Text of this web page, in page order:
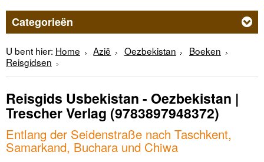
Categorieën
U bent hier: Home Azië Oezbekistan
Boeken
Reisgidsen
Reisgids Usbekistan - Oezbekistan |
Trescher Verlag (9783897948372)
Entlang der Seidenstraße nach Taschkent,
Samarkand, Buchara und Chiwa